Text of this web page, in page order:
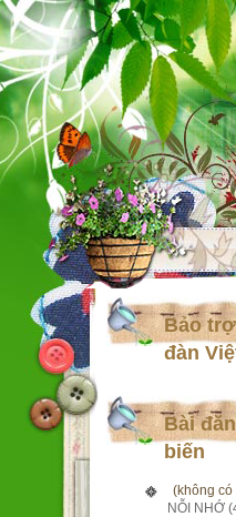
Bảo
đàn
Bài
biến
(không có
NỖI NHỚ